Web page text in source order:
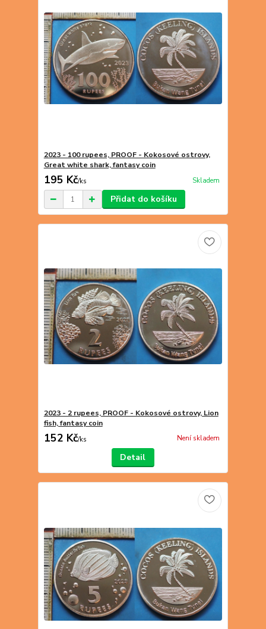
2023 - 100 rupees, PROOF - Kokosové ostrovy,
Great white shark, fantasy coin
195 Kč/ks Skladem
Přidat do košíku
2023 - 2 rupees, PROOF - Kokosové ostrovy, Lion
fish, fantasy coin
152 Kč/ks Není skladem
Detail